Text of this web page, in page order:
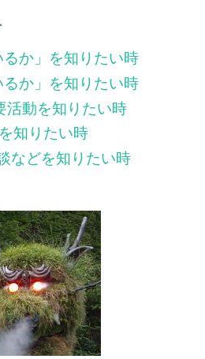
るか」を知りたい時
るか」を知りたい時
活動を知りたい時
知りたい時
などを知りたい時